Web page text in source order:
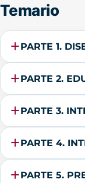
Temario
PARTE 1.
PARTE 2.
PARTE 3.
PARTE 4.
PARTE 5.